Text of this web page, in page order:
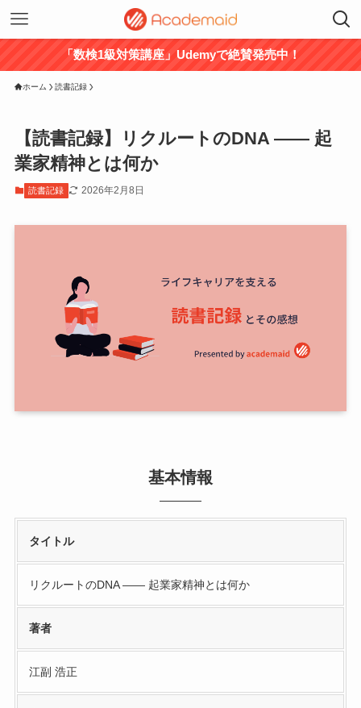
「数検1級対策講座」Udemyで絶賛発売中！
ホーム 読書記録
【読書記録】リクルートのDNA —— 起
業家精神とは何か
読書記録 2026年2月8日
基本情報
タイトル
リクルートのDNA —— 起業家精神とは何か
著者
江副 浩正